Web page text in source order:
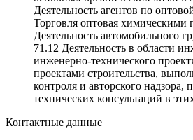
Деятельность агентов по
Торговля оптовая химическими
Деятельность автомобильного
71.12 Деятельность в области
инженерно-технического
проектами строительства,
контроля и авторского надзора,
технических консультаций в
Контактные данные